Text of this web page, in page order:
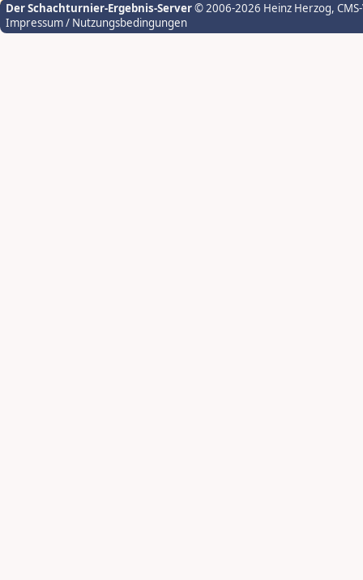
Der Schachturnier-Ergebnis-Server© 2006-2026 Heinz Herzog,
Impressum / Nutzungsbedingungen